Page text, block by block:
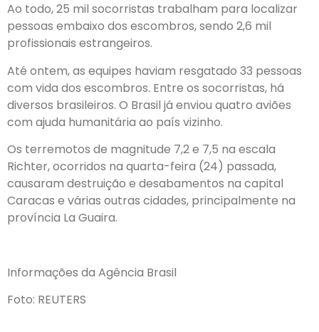
Ao todo, 25 mil socorristas trabalham para localizar
pessoas embaixo dos escombros, sendo 2,6 mil
profissionais estrangeiros.
Até ontem, as equipes haviam resgatado 33 pessoas
com vida dos escombros. Entre os socorristas, há
diversos brasileiros. O Brasil já enviou quatro aviões
com ajuda humanitária ao país vizinho.
Os terremotos de magnitude 7,2 e 7,5 na escala
Richter, ocorridos na quarta-feira (24) passada,
causaram destruição e desabamentos na capital
Caracas e várias outras cidades, principalmente na
província La Guaira.
Informações da Agência Brasil
Foto: REUTERS